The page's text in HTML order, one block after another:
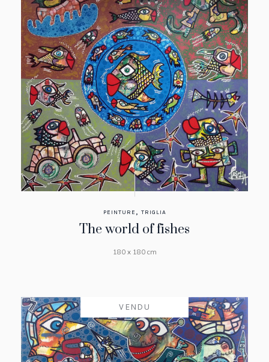
PEINTURE , TRIGLIA
The world of fishes
180 x 180 cm
VENDU